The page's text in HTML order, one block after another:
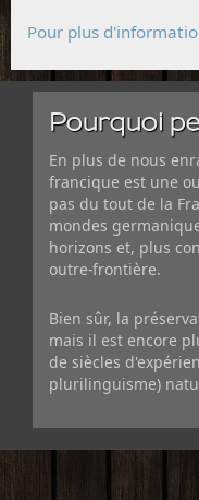
Pour plus
Pourquoi
En plus de nous
francique est une
pas du tout de la
mondes
horizons et, plus
outre-frontière.
Bien sûr, la
mais il est encore
de siècles
plurilinguisme)